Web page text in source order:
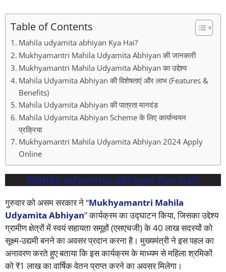
Table of Contents
Mahila udyamita abhiyan Kya Hai?
Mukhyamantri Mahila Udyamita Abhiyan की जानकारी
Mukhyamantri Mahila Udyamita Abhiyan का उद्देश्य
Mahila Udyamita Abhiyan की विशेषताएं और लाभ (Features &
Benefits)
Mahila Udyamita Abhiyan की पात्रता मानदंड
Mahila Udyamita Abhiyan Scheme के लिए कार्यान्वयन
प्रक्रिया
Mukhyamantri Mahila Udyamita Abhiyan 2024 Apply
Online
Mahila udyamita abhiyan Kya Hai?
गुरुवार को असम सरकार ने “Mukhyamantri Mahila
Udyamita Abhiyan” कार्यक्रम का उद्घाटन किया, जिसका उद्देश्य
ग्रामीण क्षेत्रों में स्वयं सहायता समूहों (एसएचजी) के 40 लाख सदस्यों को
सूक्ष्म-उद्यमी बनने का अवसर प्रदान करना है। मुख्यमंत्री ने इस पहल का
अनावरण करते हुए बताया कि इस कार्यक्रम के माध्यम से महिला श्रमिकों
को ₹1 लाख का वार्षिक वेतन प्राप्त करने का अवसर मिलेगा।